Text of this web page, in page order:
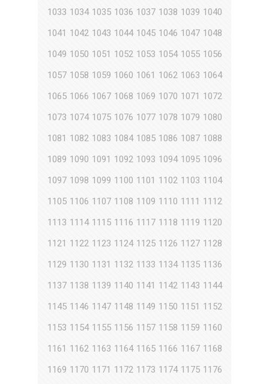
1033 1034 1035 1036 1037 1038 1039 1040
1041 1042 1043 1044 1045 1046 1047 1048
1049 1050 1051 1052 1053 1054 1055 1056
1057 1058 1059 1060 1061 1062 1063 1064
1065 1066 1067 1068 1069 1070 1071 1072
1073 1074 1075 1076 1077 1078 1079 1080
1081 1082 1083 1084 1085 1086 1087 1088
1089 1090 1091 1092 1093 1094 1095 1096
1097 1098 1099 1100 1101 1102 1103 1104
1105 1106 1107 1108 1109 1110 1111 1112
1113 1114 1115 1116 1117 1118 1119 1120
1121 1122 1123 1124 1125 1126 1127 1128
1129 1130 1131 1132 1133 1134 1135 1136
1137 1138 1139 1140 1141 1142 1143 1144
1145 1146 1147 1148 1149 1150 1151 1152
1153 1154 1155 1156 1157 1158 1159 1160
1161 1162 1163 1164 1165 1166 1167 1168
1169 1170 1171 1172 1173 1174 1175 1176